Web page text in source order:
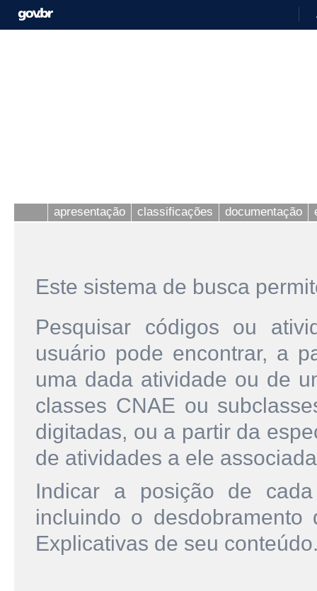
apresentação classificações documentação
Este sistema de busca
Pesquisar códigos ou
usuário pode encontrar, a
uma dada atividade ou de
classes CNAE ou
digitadas, ou a partir da
de atividades a ele
Indicar a posição de
incluindo o
Explicativas de seu